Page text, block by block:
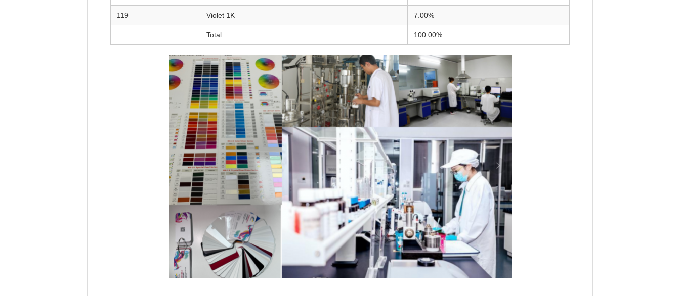
119 Violet 1K 7.00%
Total 100.00%